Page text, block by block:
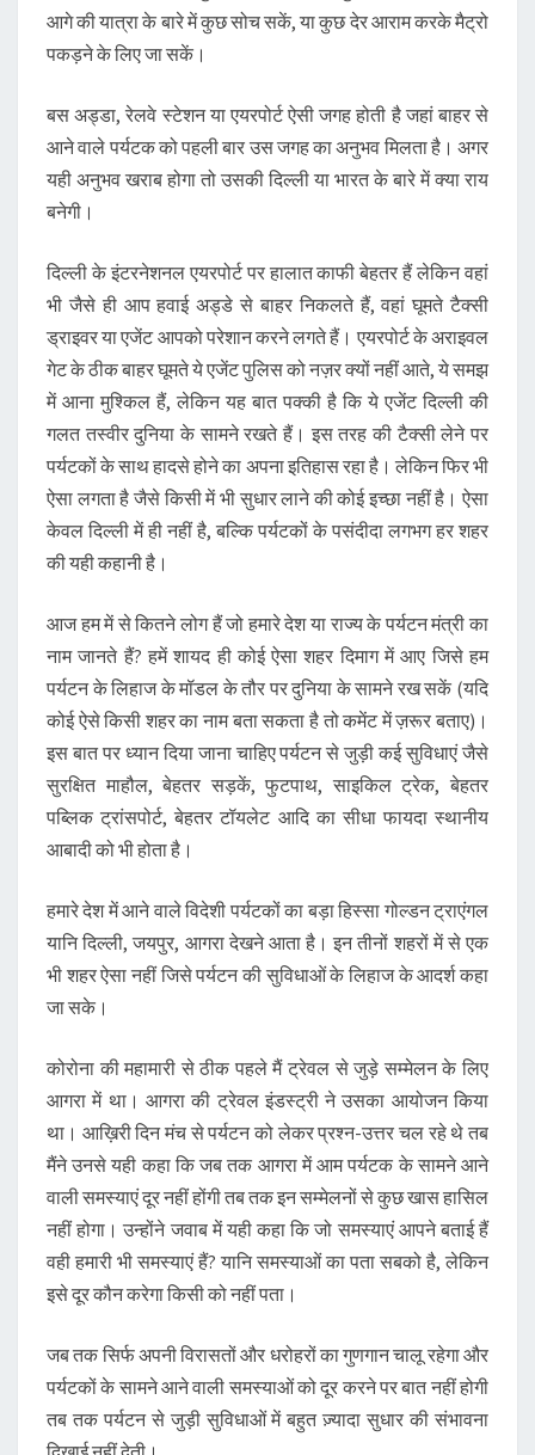
आगे की यात्रा के बारे में कुछ सोच सकें, या कुछ देर आराम करके मैट्रो
पकड़ने के लिए जा सकें।
बस अड्डा, रेलवे स्टेशन या एयरपोर्ट ऐसी जगह होती है जहां बाहर से
आने वाले पर्यटक को पहली बार उस जगह का अनुभव मिलता है। अगर
यही अनुभव खराब होगा तो उसकी दिल्ली या भारत के बारे में क्या राय
बनेगी।
दिल्ली के इंटरनेशनल एयरपोर्ट पर हालात काफी बेहतर हैं लेकिन वहां
भी जैसे ही आप हवाई अड्डे से बाहर निकलते हैं, वहां घूमते टैक्सी
ड्राइवर या एजेंट आपको परेशान करने लगते हैं। एयरपोर्ट के अराइवल
गेट के ठीक बाहर घूमते ये एजेंट पुलिस को नज़र क्यों नहीं आते, ये समझ
में आना मुश्किल हैं, लेकिन यह बात पक्की है कि ये एजेंट दिल्ली की
गलत तस्वीर दुनिया के सामने रखते हैं। इस तरह की टैक्सी लेने पर
पर्यटकों के साथ हादसे होने का अपना इतिहास रहा है। लेकिन फिर भी
ऐसा लगता है जैसे किसी में भी सुधार लाने की कोई इच्छा नहीं है। ऐसा
केवल दिल्ली में ही नहीं है, बल्कि पर्यटकों के पसंदीदा लगभग हर शहर
की यही कहानी है।
आज हम में से कितने लोग हैं जो हमारे देश या राज्य के पर्यटन मंत्री का
नाम जानते हैं? हमें शायद ही कोई ऐसा शहर दिमाग में आए जिसे हम
पर्यटन के लिहाज के मॉडल के तौर पर दुनिया के सामने रख सकें (यदि
कोई ऐसे किसी शहर का नाम बता सकता है तो कमेंट में ज़रूर बताए)।
इस बात पर ध्यान दिया जाना चाहिए पर्यटन से जुड़ी कई सुविधाएं जैसे
सुरक्षित माहौल, बेहतर सड़कें, फुटपाथ, साइकिल ट्रेक, बेहतर
पब्लिक ट्रांसपोर्ट, बेहतर टॉयलेट आदि का सीधा फायदा स्थानीय
आबादी को भी होता है।
हमारे देश में आने वाले विदेशी पर्यटकों का बड़ा हिस्सा गोल्डन ट्राएंगल
यानि दिल्ली, जयपुर, आगरा देखने आता है। इन तीनों शहरों में से एक
भी शहर ऐसा नहीं जिसे पर्यटन की सुविधाओं के लिहाज के आदर्श कहा
जा सके।
कोरोना की महामारी से ठीक पहले मैं ट्रेवल से जुड़े सम्मेलन के लिए
आगरा में था। आगरा की ट्रेवल इंडस्ट्री ने उसका आयोजन किया
था। आख़िरी दिन मंच से पर्यटन को लेकर प्रश्न-उत्तर चल रहे थे तब
मैंने उनसे यही कहा कि जब तक आगरा में आम पर्यटक के सामने आने
वाली समस्याएं दूर नहीं होंगी तब तक इन सम्मेलनों से कुछ खास हासिल
नहीं होगा। उन्होंने जवाब में यही कहा कि जो समस्याएं आपने बताई हैं
वही हमारी भी समस्याएं हैं? यानि समस्याओं का पता सबको है, लेकिन
इसे दूर कौन करेगा किसी को नहीं पता।
जब तक सिर्फ अपनी विरासतों और धरोहरों का गुणगान चालू रहेगा और
पर्यटकों के सामने आने वाली समस्याओं को दूर करने पर बात नहीं होगी
तब तक पर्यटन से जुड़ी सुविधाओं में बहुत ज़्यादा सुधार की संभावना